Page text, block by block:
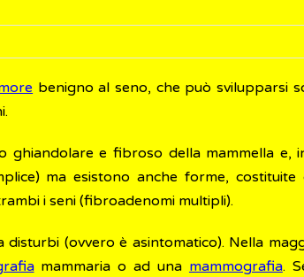
benigno al seno, che può svilupparsi
ghiandolare e fibroso della mammella e,
ma esistono anche forme,
i seni (fibroadenomi multipli).
(ovvero è asintomatico). Nella
mammaria o ad una mammografia.